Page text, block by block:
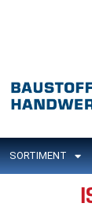
SORTIMENT